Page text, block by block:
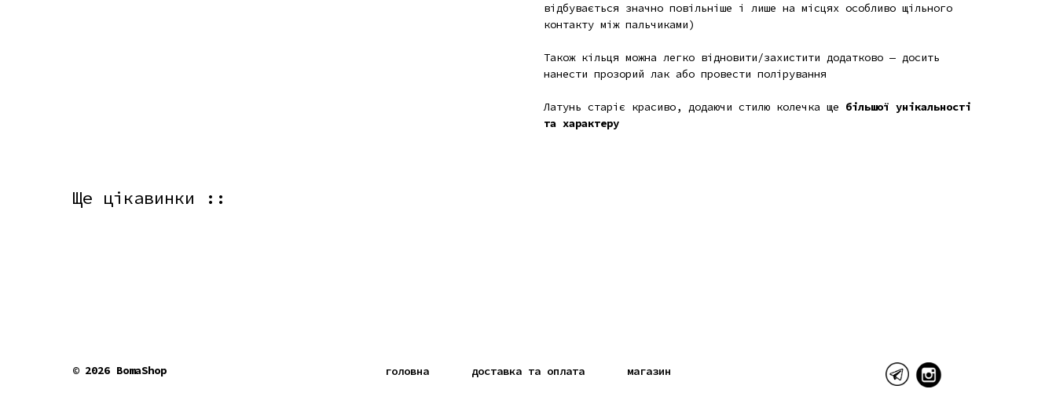
відбувається значно повільніше і лише на місцях особливо щільного
контакту між пальчиками)
Також кільця можна легко відновити/захистити додатково — досить
нанести прозорий лак або провести полірування
Латунь старіє красиво, додаючи стилю колечка ще більшої унікальності
та характеру
Ще цікавинки ::
© 2026 BomaShop головна магазин
доставка та оплата